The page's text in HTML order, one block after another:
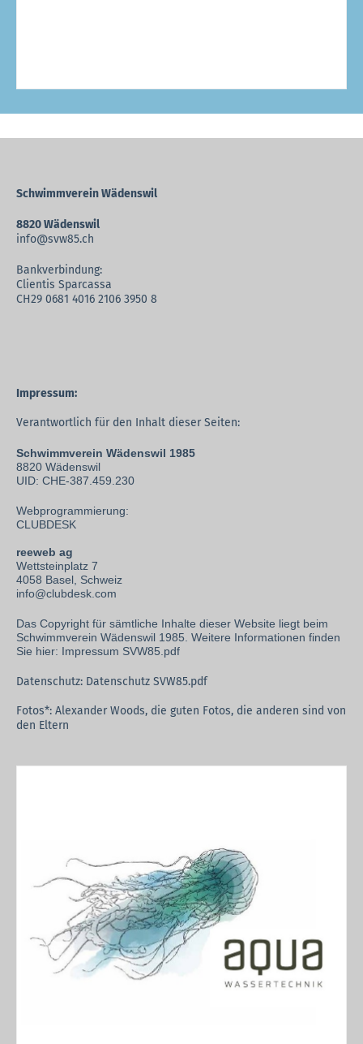
Schwimmverein Wädenswil
8820 Wädenswil
info@svw85.ch
Bankverbindung:
Clientis Sparcassa
CH29 0681 4016 2106 3950 8
Impressum:
Verantwortlich für den Inhalt dieser Seiten:
Schwimmverein Wädenswil 1985
8820 Wädenswil
UID: CHE-387.459.230
Webprogrammierung:
CLUBDESK
reeweb ag
Wettsteinplatz 7
4058 Basel, Schweiz
info@clubdesk.com
Das Copyright für sämtliche Inhalte dieser Website liegt beim
Schwimmverein Wädenswil 1985. Weitere Informationen finden
Sie hier: Impressum SVW85.pdf
Datenschutz: Datenschutz SVW85.pdf
Fotos*: Alexander Woods, die guten Fotos, die anderen sind von
den Eltern